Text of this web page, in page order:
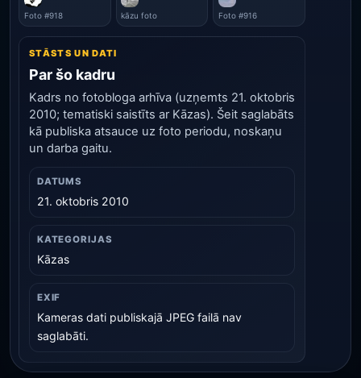
Foto #918 kāzu foto Foto #916
STĀSTS UN DATI
Par šo kadru
Kadrs no fotobloga arhīva (uzņemts 21. oktobris
2010; tematiski saistīts ar Kāzas). Šeit saglabāts
kā publiska atsauce uz foto periodu, noskaņu
un darba gaitu.
DATUMS
21. oktobris 2010
KATEGORIJAS
Kāzas
EXIF
Kameras dati publiskajā JPEG failā nav
saglabāti.